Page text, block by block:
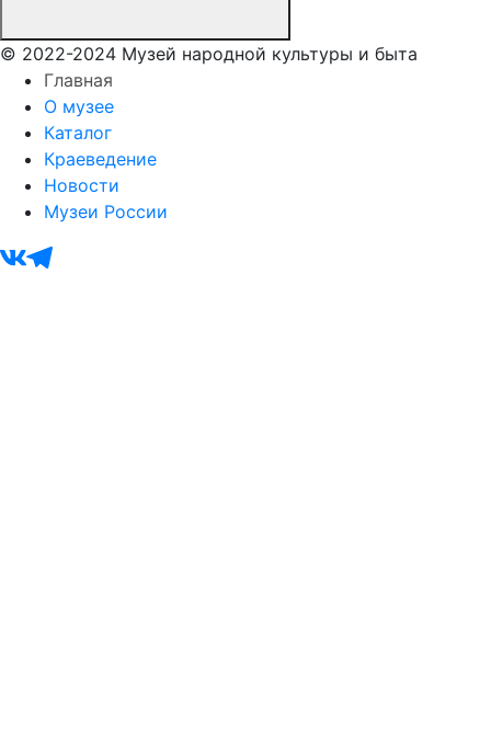
© 2022-2024 Музей народной культуры и быта
Главная
О музее
Каталог
Краеведение
Новости
Музеи России